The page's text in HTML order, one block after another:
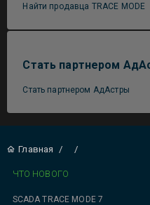
Найти продавца TRACE MODE
Стать партнером
Стать партнером АдАстры
Главная / /
ЧТО НОВОГО
SCADA TRACE MODE 7